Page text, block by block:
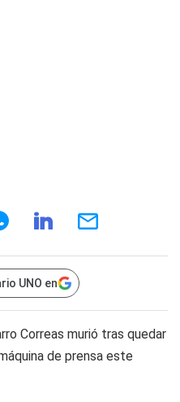
UNO en
Correas murió tras quedar
de prensa este